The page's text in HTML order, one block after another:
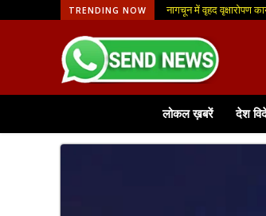
TRENDING NOW नागचून में वृहद वृक्षारोपण
आजीविका मिशन से मिली
लोकल ख़बरें देश